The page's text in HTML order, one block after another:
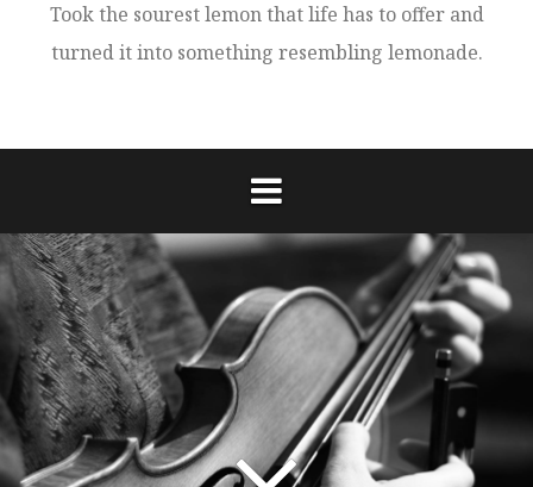
Took the sourest lemon that life has to offer and
turned it into something resembling lemonade.